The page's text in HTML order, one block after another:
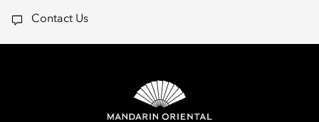
Contact Us